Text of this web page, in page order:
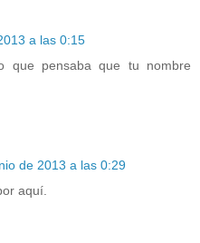
a las 0:15
que pensaba que tu nombre
de 2013 a las 0:29
aquí.